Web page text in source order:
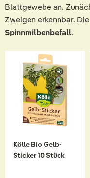
Blattgewebe an.
Zweigen erkennbar. Die
Spinnmilbenbefall.
Kölle Bio Gelb-
Sticker 10 Stück